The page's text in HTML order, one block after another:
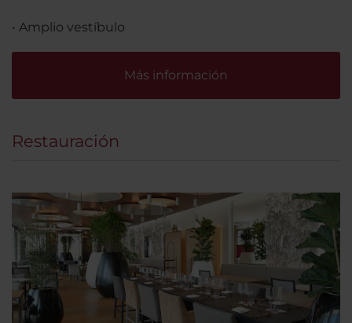
• Amplio vestíbulo
Más información
Restauración